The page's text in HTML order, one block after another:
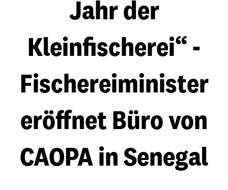
Jahr der
Kleinfischerei“ -
Fischereiminister
eröffnet Büro von
CAOPA in Senegal